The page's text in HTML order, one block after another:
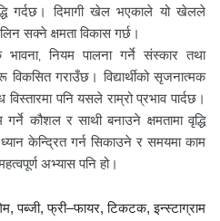
गर्दछ। दिमागी खेल भएकाले यो खेलले
सक्ने क्षमता विकास गर्छ।
भावना, नियम पालना गर्ने संस्कार तथा
विकसित गराउँछ। विद्यार्थीको सृजनात्मक
पनि यसले राम्रो प्रभाव पार्दछ।
कौशल र साथी बनाउने क्षमतामा वृद्धि
केन्द्रित गर्न सिकाउने र समयमा काम
अभ्यास पनि हो।
पब्जी, फ्री–फायर, टिकटक, इन्स्टाग्राम